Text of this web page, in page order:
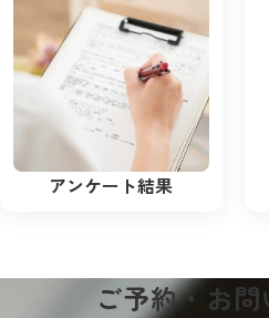
アンケート結果
ご予約・お